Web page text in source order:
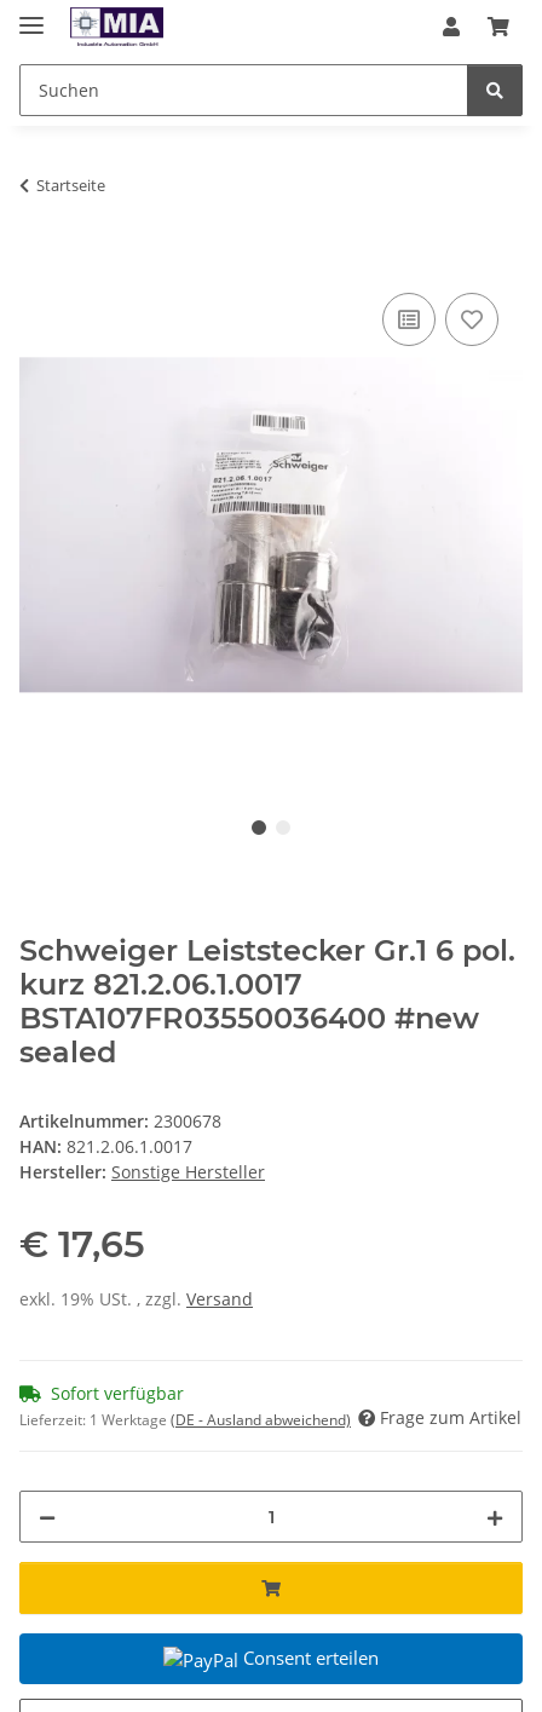
Startseite
Schweiger Leiststecker Gr.1 6 pol.
kurz 821.2.06.1.0017
BSTA107FR03550036400 #new
sealed
Artikelnummer: 2300678
HAN: 821.2.06.1.0017
Hersteller: Sonstige Hersteller
€ 17,65
exkl. 19% USt. , zzgl. Versand
Sofort verfügbar
Lieferzeit: 1 Werktage (DE - Ausland abweichend) Frage zum Artikel
Consent erteilen